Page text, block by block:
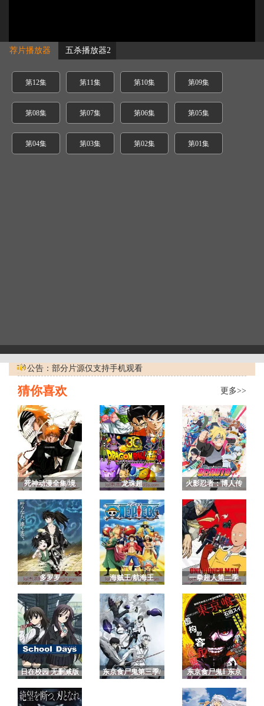
荐片播放器 五杀播放器2
第12集 第11集 第10集 第09集
第08集 第07集 第06集 第05集
第04集 第03集 第02集 第01集
公告：部分片源仅支持手机观看
更多>>
猜你喜欢
死神动漫全集/境
龙珠超
火影忍者：博人传
多罗罗 海贼王/航海王 一拳超人第二季
日在校园 无删减版
东京食尸鬼第三季/
东京食尸鬼1 东京